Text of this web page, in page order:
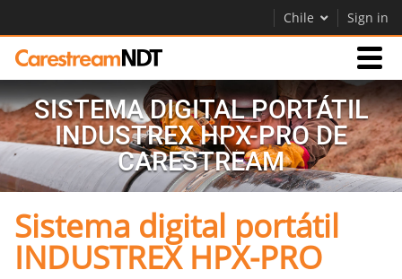
Chile Sign in
Productos
Soporte
Empresa
Careers
SISTEMA DIGITAL PORTÁTIL
INDUSTREX HPX-PRO DE
CARESTREAM
Sistema digital portátil
INDUSTREX HPX-PRO